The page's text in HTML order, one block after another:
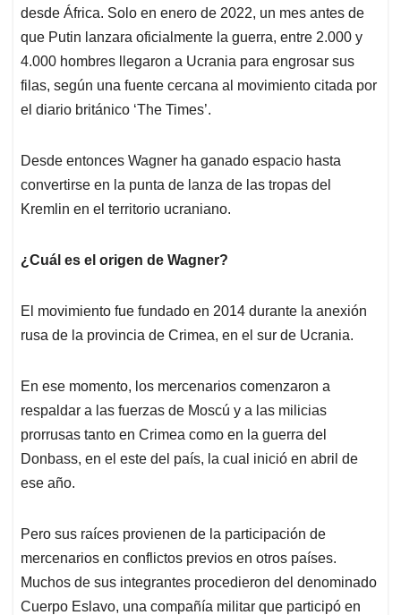
desde África. Solo en enero de 2022, un mes antes de
que Putin lanzara oficialmente la guerra, entre 2.000 y
4.000 hombres llegaron a Ucrania para engrosar sus
filas, según una fuente cercana al movimiento citada por
el diario británico ‘The Times’.
Desde entonces Wagner ha ganado espacio hasta
convertirse en la punta de lanza de las tropas del
Kremlin en el territorio ucraniano.
¿Cuál es el origen de Wagner?
El movimiento fue fundado en 2014 durante la anexión
rusa de la provincia de Crimea, en el sur de Ucrania.
En ese momento, los mercenarios comenzaron a
respaldar a las fuerzas de Moscú y a las milicias
prorrusas tanto en Crimea como en la guerra del
Donbass, en el este del país, la cual inició en abril de
ese año.
Pero sus raíces provienen de la participación de
mercenarios en conflictos previos en otros países.
Muchos de sus integrantes procedieron del denominado
Cuerpo Eslavo, una compañía militar que participó en